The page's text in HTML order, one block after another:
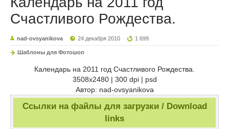
Счастливого Рождества.
nad-ovsyanikova 24 декабря 2010 1 699
Шаблоны для Фотошоп
Календарь на 2011 год Счастливого Рождества.
3508x2480 | 300 dpi | psd
Автор: nad-ovsyanikova
Ссылки на файлы для загрузки / Download
links